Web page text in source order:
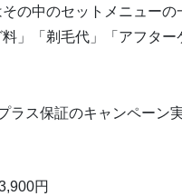
の中のセットメニューの
」「剃毛代」「アフター
ラス保証のキャンペーン
円